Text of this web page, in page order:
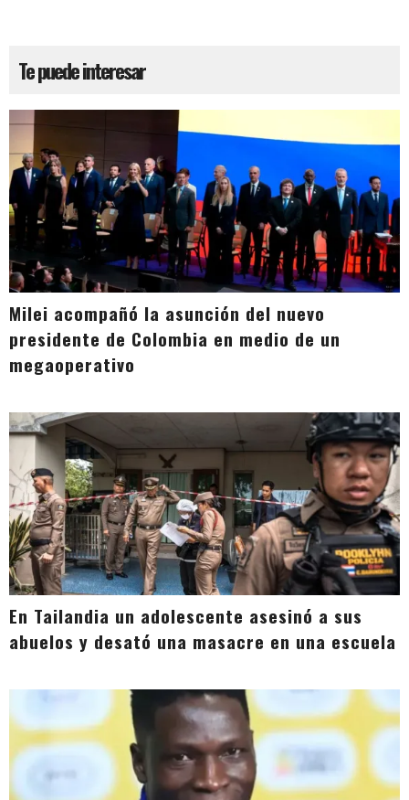
Te puede interesar
Milei acompañó la asunción del nuevo
presidente de Colombia en medio de un
megaoperativo
En Tailandia un adolescente asesinó a sus
abuelos y desató una masacre en una escuela